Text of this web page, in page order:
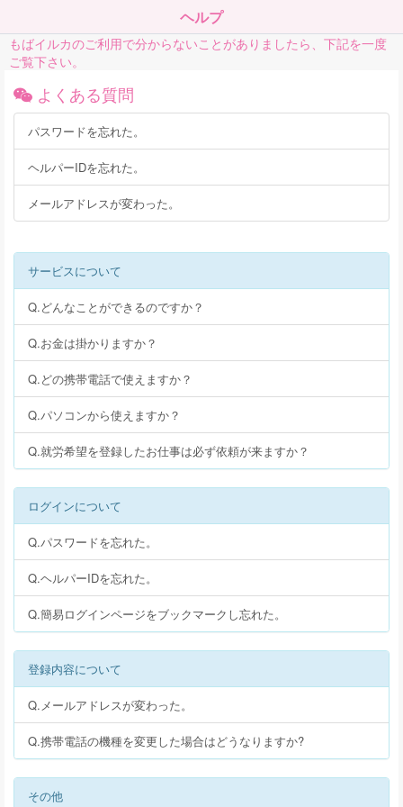
ヘルプ
もばイルカのご利用で分からないことがありましたら、下記を一度
ご覧下さい。
よくある質問
パスワードを忘れた。
ヘルパーIDを忘れた。
メールアドレスが変わった。
サービスについて
Q.どんなことができるのですか？
Q.お金は掛かりますか？
Q.どの携帯電話で使えますか？
Q.パソコンから使えますか？
Q.就労希望を登録したお仕事は必ず依頼が来ますか？
ログインについて
Q.パスワードを忘れた。
Q.ヘルパーIDを忘れた。
Q.簡易ログインページをブックマークし忘れた。
登録内容について
Q.メールアドレスが変わった。
Q.携帯電話の機種を変更した場合はどうなりますか?
その他